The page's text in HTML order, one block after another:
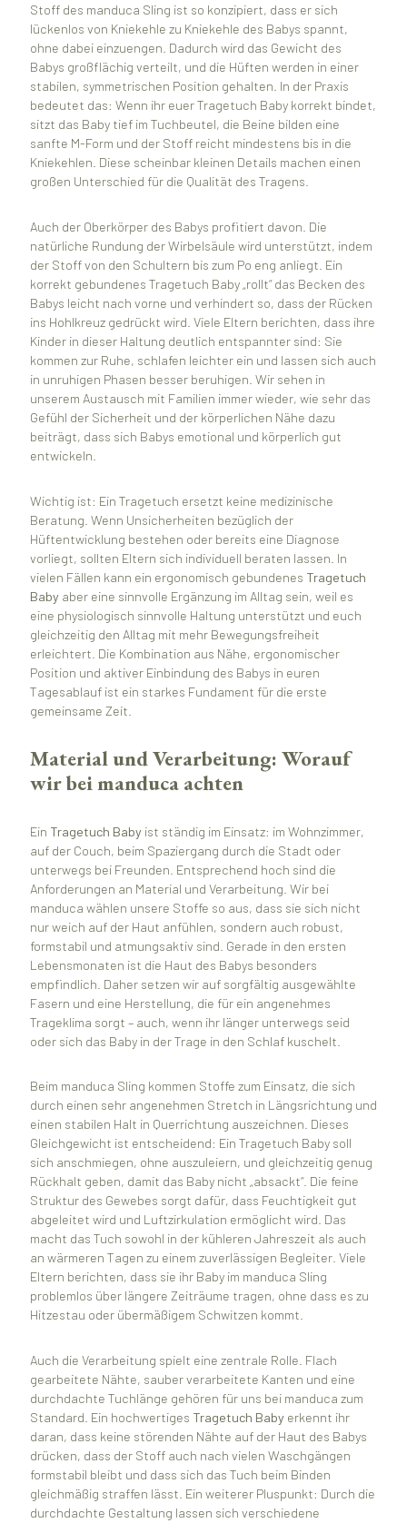
Stoff des manduca Sling ist so konzipiert, dass er sich
lückenlos von Kniekehle zu Kniekehle des Babys spannt,
ohne dabei einzuengen. Dadurch wird das Gewicht des
Babys großflächig verteilt, und die Hüften werden in einer
stabilen, symmetrischen Position gehalten. In der Praxis
bedeutet das: Wenn ihr euer Tragetuch Baby korrekt bindet,
sitzt das Baby tief im Tuchbeutel, die Beine bilden eine
sanfte M-Form und der Stoff reicht mindestens bis in die
Kniekehlen. Diese scheinbar kleinen Details machen einen
großen Unterschied für die Qualität des Tragens.
Auch der Oberkörper des Babys profitiert davon. Die
natürliche Rundung der Wirbelsäule wird unterstützt, indem
der Stoff von den Schultern bis zum Po eng anliegt. Ein
korrekt gebundenes Tragetuch Baby „rollt“ das Becken des
Babys leicht nach vorne und verhindert so, dass der Rücken
ins Hohlkreuz gedrückt wird. Viele Eltern berichten, dass ihre
Kinder in dieser Haltung deutlich entspannter sind: Sie
kommen zur Ruhe, schlafen leichter ein und lassen sich auch
in unruhigen Phasen besser beruhigen. Wir sehen in
unserem Austausch mit Familien immer wieder, wie sehr das
Gefühl der Sicherheit und der körperlichen Nähe dazu
beiträgt, dass sich Babys emotional und körperlich gut
entwickeln.
Wichtig ist: Ein Tragetuch ersetzt keine medizinische
Beratung. Wenn Unsicherheiten bezüglich der
Hüftentwicklung bestehen oder bereits eine Diagnose
vorliegt, sollten Eltern sich individuell beraten lassen. In
vielen Fällen kann ein ergonomisch gebundenes Tragetuch
Baby aber eine sinnvolle Ergänzung im Alltag sein, weil es
eine physiologisch sinnvolle Haltung unterstützt und euch
gleichzeitig den Alltag mit mehr Bewegungsfreiheit
erleichtert. Die Kombination aus Nähe, ergonomischer
Position und aktiver Einbindung des Babys in euren
Tagesablauf ist ein starkes Fundament für die erste
gemeinsame Zeit.
Material und Verarbeitung: Worauf
wir bei manduca achten
Ein Tragetuch Baby ist ständig im Einsatz: im Wohnzimmer,
auf der Couch, beim Spaziergang durch die Stadt oder
unterwegs bei Freunden. Entsprechend hoch sind die
Anforderungen an Material und Verarbeitung. Wir bei
manduca wählen unsere Stoffe so aus, dass sie sich nicht
nur weich auf der Haut anfühlen, sondern auch robust,
formstabil und atmungsaktiv sind. Gerade in den ersten
Lebensmonaten ist die Haut des Babys besonders
empfindlich. Daher setzen wir auf sorgfältig ausgewählte
Fasern und eine Herstellung, die für ein angenehmes
Trageklima sorgt – auch, wenn ihr länger unterwegs seid
oder sich das Baby in der Trage in den Schlaf kuschelt.
Beim manduca Sling kommen Stoffe zum Einsatz, die sich
durch einen sehr angenehmen Stretch in Längsrichtung und
einen stabilen Halt in Querrichtung auszeichnen. Dieses
Gleichgewicht ist entscheidend: Ein Tragetuch Baby soll
sich anschmiegen, ohne auszuleiern, und gleichzeitig genug
Rückhalt geben, damit das Baby nicht „absackt“. Die feine
Struktur des Gewebes sorgt dafür, dass Feuchtigkeit gut
abgeleitet wird und Luftzirkulation ermöglicht wird. Das
macht das Tuch sowohl in der kühleren Jahreszeit als auch
an wärmeren Tagen zu einem zuverlässigen Begleiter. Viele
Eltern berichten, dass sie ihr Baby im manduca Sling
problemlos über längere Zeiträume tragen, ohne dass es zu
Hitzestau oder übermäßigem Schwitzen kommt.
Auch die Verarbeitung spielt eine zentrale Rolle. Flach
gearbeitete Nähte, sauber verarbeitete Kanten und eine
durchdachte Tuchlänge gehören für uns bei manduca zum
Standard. Ein hochwertiges Tragetuch Baby erkennt ihr
daran, dass keine störenden Nähte auf der Haut des Babys
drücken, dass der Stoff auch nach vielen Waschgängen
formstabil bleibt und dass sich das Tuch beim Binden
gleichmäßig straffen lässt. Ein weiterer Pluspunkt: Durch die
durchdachte Gestaltung lassen sich verschiedene